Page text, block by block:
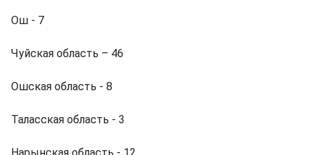
Ош - 7
Чуйская область – 46
Ошская область - 8
Таласская область - 3